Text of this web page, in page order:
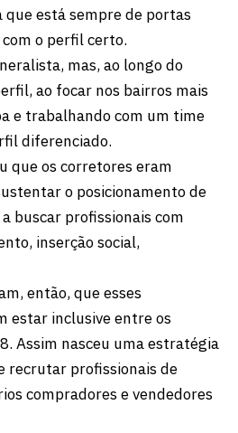
que está sempre de portas
o perfil certo.
mas, ao longo do
ao focar nos bairros mais
e trabalhando com um time
diferenciado.
que os corretores eram
o posicionamento de
buscar profissionais com
inserção social,
então, que esses
estar inclusive entre os
Assim nasceu uma estratégia
recrutar profissionais de
compradores e vendedores